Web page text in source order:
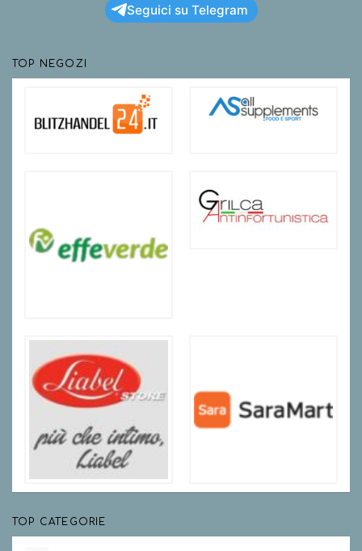
Seguici su Telegram
TOP NEGOZI
TOP CATEGORIE